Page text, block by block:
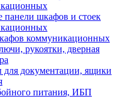
шкафов и стоек
коммуникационных
рукоятки, дверная
документации, ящики
питания, ИБП